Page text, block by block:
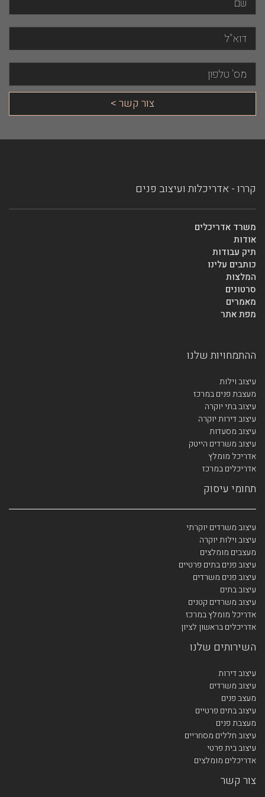
קררו - אדריכלות ועיצוב פנים
משרד אדריכלים
אודות
תיק עבודות
כותבים עלינו
המלצות
סרטונים
מאמרים
מפת אתר
ההתמחויות שלנו
עיצוב וילות
מעצבת פנים במרכז
עיצוב בתי יוקרה
עיצוב דירות יוקרה
עיצוב מסעדות
עיצוב משרדים הייטק
אדריכל מומלץ
אדריכלים במרכז
תחומי עיסוק
עיצוב משרדים יוקרתי
עיצוב וילות יוקרה
מעצבים מומלצים
עיצוב פנים בתים פרטיים
עיצוב פנים משרדים
עיצוב בתים
עיצוב משרדים קטנים
אדריכל מומלץ במרכז
אדריכלים בראשון לציון
השירותים שלנו
עיצוב דירות
עיצוב משרדים
מעצב פנים
עיצוב בתים פרטיים
מעצבת פנים
עיצוב חללים מסחריים
עיצוב בית פרטי
אדריכלים מומלצים
צור קשר